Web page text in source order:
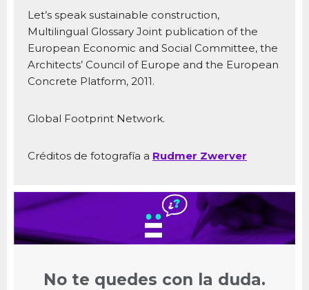
Let’s speak sustainable construction,
Multilingual Glossary Joint publication of the
European Economic and Social Committee, the
Architects’ Council of Europe and the European
Concrete Platform, 2011.
Global Footprint Network.
Créditos de fotografía a Rudmer Zwerver
No te quedes con la duda.